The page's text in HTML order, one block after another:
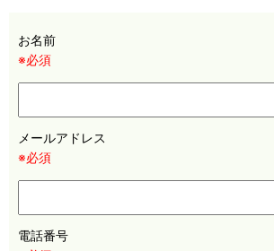
お名前
※必須
メールアドレス
※必須
電話番号